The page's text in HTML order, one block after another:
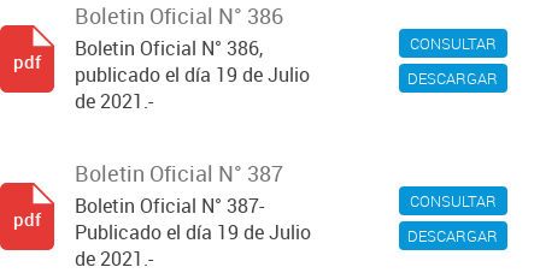
CONSULTAR
DESCARGAR
Boletin Oficial N° 386
Boletin Oficial N° 386,
publicado el día 19 de Julio
de 2021.-
pdf
CONSULTAR
DESCARGAR
Boletin Oficial N° 387
Boletin Oficial N° 387-
Publicado el día 19 de Julio
de 2021.-
pdf